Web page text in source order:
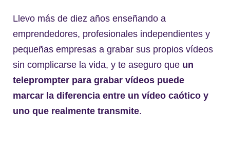
Llevo más de diez años enseñando a
emprendedores, profesionales independientes y
pequeñas empresas a grabar sus propios vídeos
sin complicarse la vida, y te aseguro que un
teleprompter para grabar vídeos puede
marcar la diferencia entre un vídeo caótico y
uno que realmente transmite.